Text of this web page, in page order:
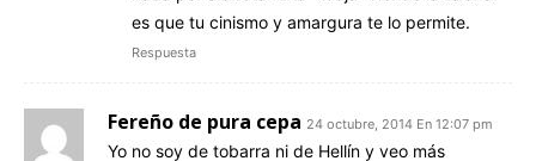
es que tu cinismo y amargura te lo permite.
Respuesta
Fereño de pura cepa 24 octubre, 2014 En 12:07 pm
Yo no soy de tobarra ni de Hellín y veo más